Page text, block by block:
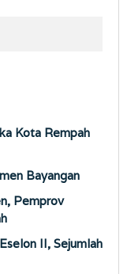
Kota Rempah
Bayangan
Pemprov
II, Sejumlah